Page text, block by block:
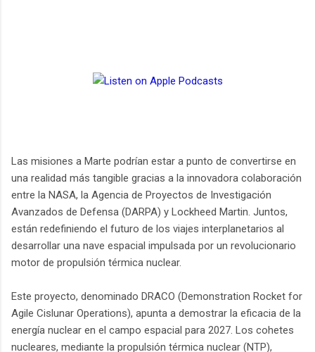
Las misiones a Marte podrían estar a punto de convertirse en
una realidad más tangible gracias a la innovadora colaboración
entre la NASA, la Agencia de Proyectos de Investigación
Avanzados de Defensa (DARPA) y Lockheed Martin. Juntos,
están redefiniendo el futuro de los viajes interplanetarios al
desarrollar una nave espacial impulsada por un revolucionario
motor de propulsión térmica nuclear.
Este proyecto, denominado DRACO (Demonstration Rocket for
Agile Cislunar Operations), apunta a demostrar la eficacia de la
energía nuclear en el campo espacial para 2027. Los cohetes
nucleares, mediante la propulsión térmica nuclear (NTP),